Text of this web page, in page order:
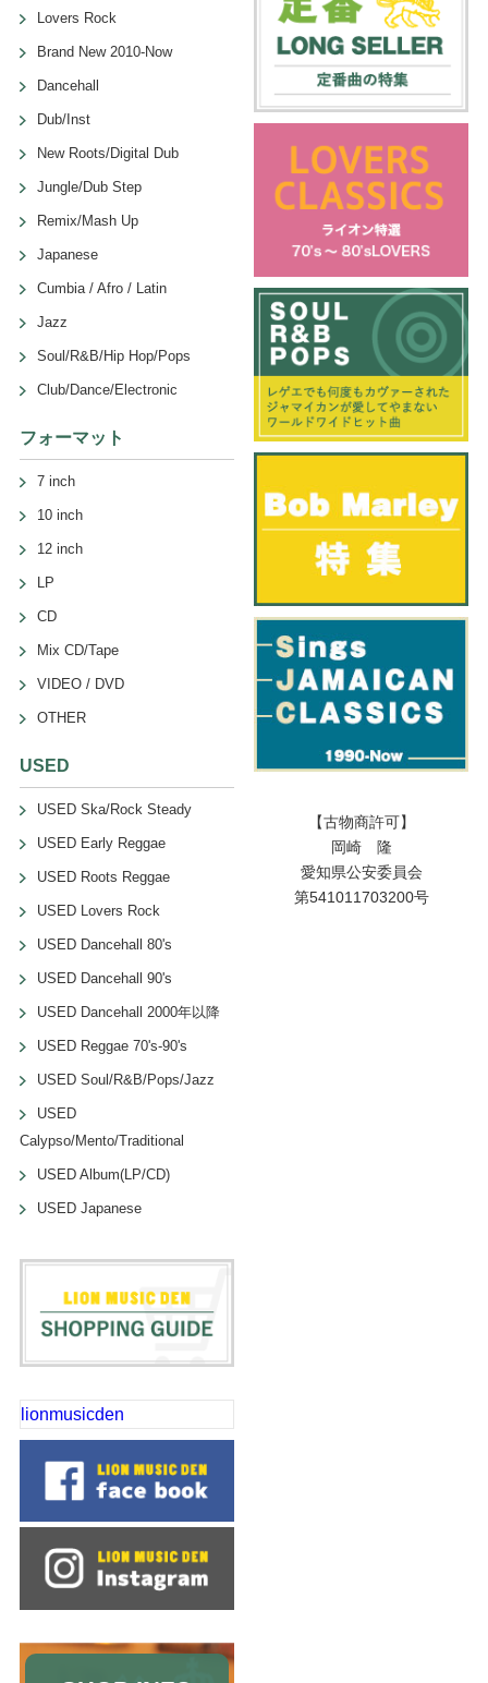
Lovers Rock
Brand New 2010-Now
Dancehall
Dub/Inst
New Roots/Digital Dub
Jungle/Dub Step
Remix/Mash Up
Japanese
Cumbia / Afro / Latin
Jazz
Soul/R&B/Hip Hop/Pops
Club/Dance/Electronic
フォーマット
7 inch
10 inch
12 inch
LP
CD
Mix CD/Tape
VIDEO / DVD
OTHER
USED
USED Ska/Rock Steady
USED Early Reggae
USED Roots Reggae
USED Lovers Rock
USED Dancehall 80's
USED Dancehall 90's
USED Dancehall 2000年以降
USED Reggae 70's-90's
USED Soul/R&B/Pops/Jazz
USED
Calypso/Mento/Traditional
USED Album(LP/CD)
USED Japanese
lionmusicden
【古物商許可】
岡崎 隆
愛知県公安委員会
第541011703200号